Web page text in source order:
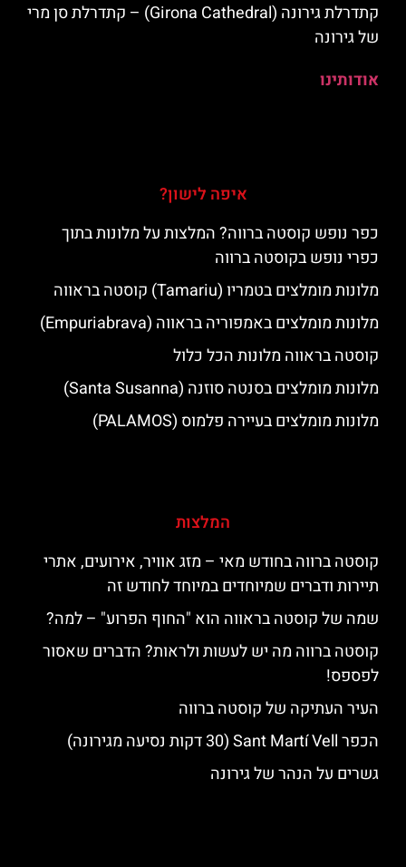
קתדרלת גירונה (Girona Cathedral) – קתדרלת סן מרי
של גירונה
אודותינו
איפה לישון?
כפר נופש קוסטה ברווה? המלצות על מלונות בתוך
כפרי נופש בקוסטה ברווה
מלונות מומלצים בטמריו (Tamariu) קוסטה בראווה
מלונות מומלצים באמפוריה בראווה (Empuriabrava)
קוסטה בראווה מלונות הכל כלול
מלונות מומלצים בסנטה סוזנה (Santa Susanna)
מלונות מומלצים בעיירה פלמוס (PALAMOS)
המלצות
קוסטה ברווה בחודש מאי – מזג אוויר, אירועים, אתרי
תיירות ודברים שמיוחדים במיוחד לחודש זה
שמה של קוסטה בראווה הוא "החוף הפרוע" – למה?
קוסטה ברווה מה יש לעשות ולראות? הדברים שאסור
לפספס!
העיר העתיקה של קוסטה ברווה
הכפר Sant Martí Vell (30 דקות נסיעה מגירונה)
גשרים על הנהר של גירונה